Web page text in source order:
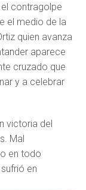
contragolpe
el medio de la
quien avanza
aparece
cruzado que
y a celebrar
victoria del
Mal
en todo
en